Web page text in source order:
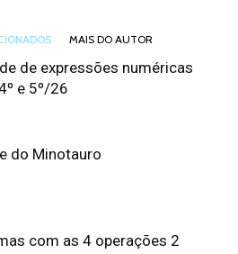
MAIS DO AUTOR
de expressões numéricas
e 5º/26
do Minotauro
com as 4 operações 2